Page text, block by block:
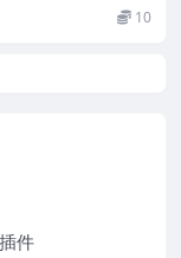
10
件